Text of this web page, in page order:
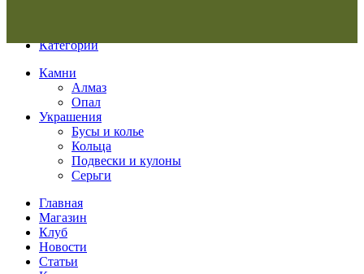
Категории
Камни
Алмаз
Опал
Украшения
Бусы и колье
Кольца
Подвески и кулоны
Серьги
Главная
Магазин
Клуб
Новости
Статьи